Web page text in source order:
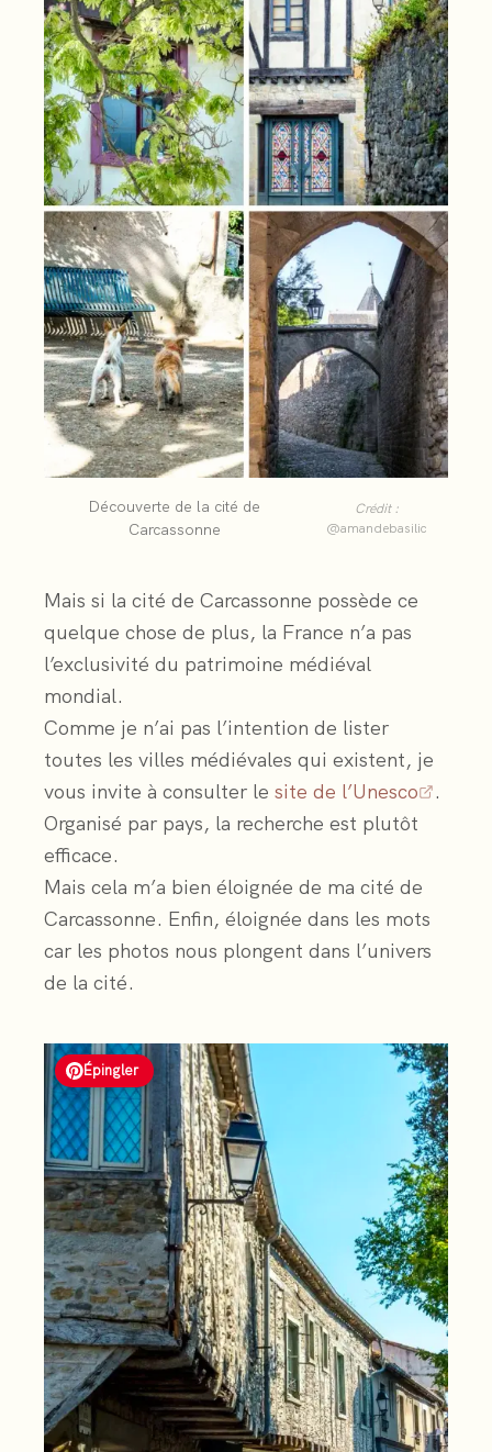
Découverte de la cité de
Carcassonne
Crédit :
@amandebasilic
Mais si la cité de Carcassonne possède ce
quelque chose de plus, la France n’a pas
l’exclusivité du patrimoine médiéval
mondial.
Comme je n’ai pas l’intention de lister
toutes les villes médiévales qui existent, je
vous invite à consulter le site de l’Unesco
.
Organisé par pays, la recherche est plutôt
efficace.
Mais cela m’a bien éloignée de ma cité de
Carcassonne. Enfin, éloignée dans les mots
car les photos nous plongent dans l’univers
de la cité.
Épingler